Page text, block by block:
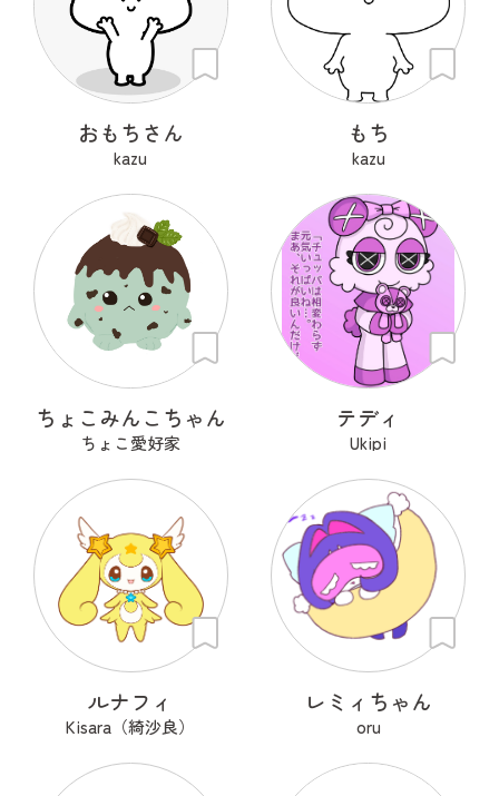
おもちさん
kazu
もち
kazu
ちょこみんこちゃん
ちょこ愛好家
テディ
Ukipi
ルナフィ
Kisara（綺沙良）
レミィちゃん
oru